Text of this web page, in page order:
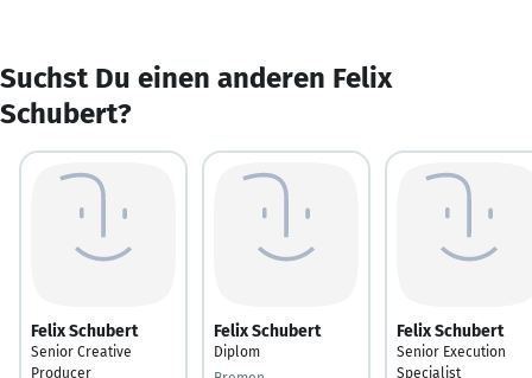
Suchst Du einen anderen Felix
Schubert?
Felix Schubert
Senior Creative
Producer
Felix Schubert
Diplom
Felix Schubert
Senior Execution
Specialist